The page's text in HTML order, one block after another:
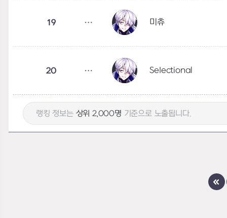
19 미츄
20 SeIectional
랭킹 정보는 상위 2,000명 기준으로 노출됩니다.